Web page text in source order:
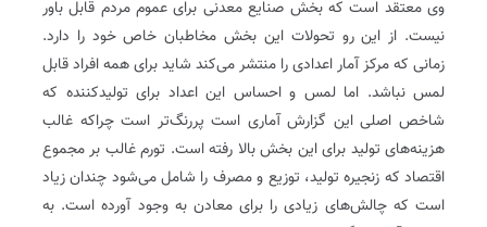
وی معتقد است که بخش صنایع معدنی برای عموم مردم قابل باور
نیست. از این رو تحولات این بخش مخاطبان خاص خود را دارد.
زمانی که مرکز آمار اعدادی را منتشر می‌کند شاید برای همه افراد قابل
لمس نباشد. اما لمس و احساس این اعداد برای تولیدکننده که
شاخص اصلی این گزارش آماری است پررنگ‌تر است چراکه غالب
هزینه‌های تولید برای این بخش بالا رفته است. تورم غالب بر مجموع
اقتصاد که زنجیره تولید، توزیع و مصرف را شامل می‌شود چندان زیاد
است که چالش‌های زیادی را برای معادن به وجود آورده است. به